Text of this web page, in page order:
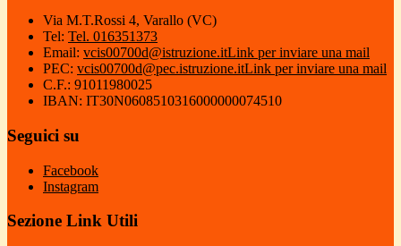
Via M.T.Rossi 4, Varallo (VC)
Tel: Tel. 016351373
Email: vcis00700d@istruzione.itLink per inviare una mail
PEC: vcis00700d@pec.istruzione.itLink per inviare una mail
C.F.: 91011980025
IBAN: IT30N0608510316000000074510
Seguici su
Facebook
Instagram
Sezione Link Utili